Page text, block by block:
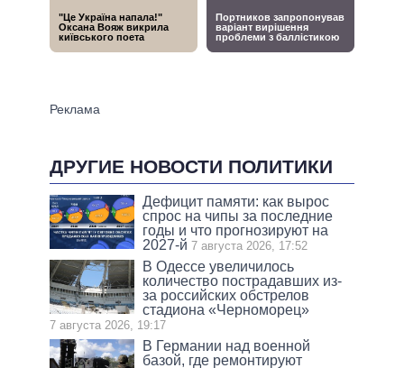
ДРУГИЕ НОВОСТИ ПОЛИТИКИ
Дефицит памяти: как вырос
спрос на чипы за последние
годы и что прогнозируют на
2027-й 7 августа 2026, 17:52
В Одессе увеличилось
количество пострадавших из-
за российских обстрелов
стадиона «Черноморец»
7 августа 2026, 19:17
В Германии над военной
базой, где ремонтируют